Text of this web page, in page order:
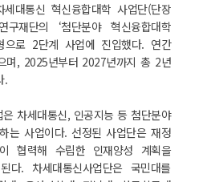
대통신 혁신융합대학 사업단(단장
구재단의 ‘첨단분야 혁신융합대학
으로 2단계 사업에 진입했다. 연간
며, 2025년부터 2027년까지 총 2년
.
차세대통신, 인공지능 등 첨단분야
는 사업이다. 선정된 사업단은 재정
협력해 수립한 인재양성 계획을
다. 차세대통신사업단은 국민대를